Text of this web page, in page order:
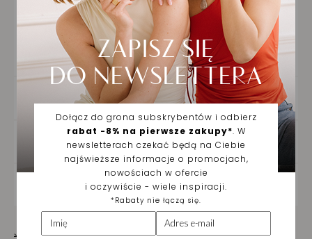
solidne zapięcie podkreślają precyzję
wykonania i dbałość o każdy detal. To
propozycja dla mężczyzn, którzy cenią
indywidualny styl i jakość w jednym, nie
rezygnując przy tym z komfortu noszenia.
SZCZEGÓŁY PRODUKTU
DOSTAWA ORAZ ZWROTY
ZAKUPY NA RATY
Jak dbać o biżuterię